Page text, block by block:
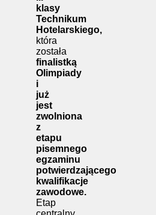
klasy
Technikum
Hotelarskiego,
która
została
finalistką
Olimpiady
i
już
jest
zwolniona
z
etapu
pisemnego
egzaminu
potwierdzającego
kwalifikacje
zawodowe.
Etap